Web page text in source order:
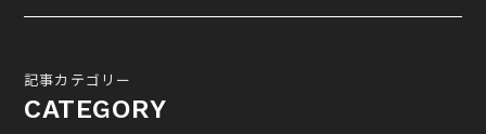
記事カテゴリー
CATEGORY